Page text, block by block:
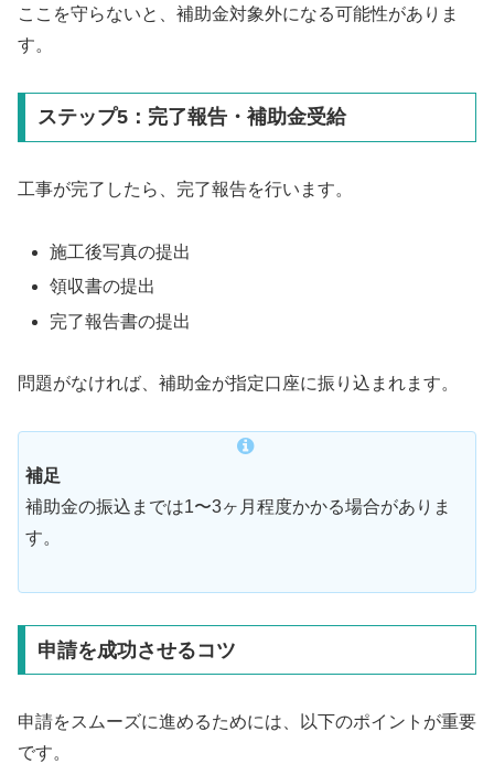
ここを守らないと、補助金対象外になる可能性がありま
す。
ステップ5：完了報告・補助金受給
工事が完了したら、完了報告を行います。
施工後写真の提出
領収書の提出
完了報告書の提出
問題がなければ、補助金が指定口座に振り込まれます。
補足
補助金の振込までは1〜3ヶ月程度かかる場合がありま
す。
申請を成功させるコツ
申請をスムーズに進めるためには、以下のポイントが重要
です。